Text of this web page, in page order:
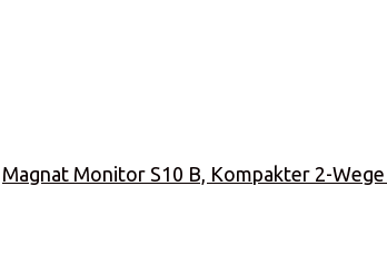
Magnat Monitor S10 B, Kompakter 2-